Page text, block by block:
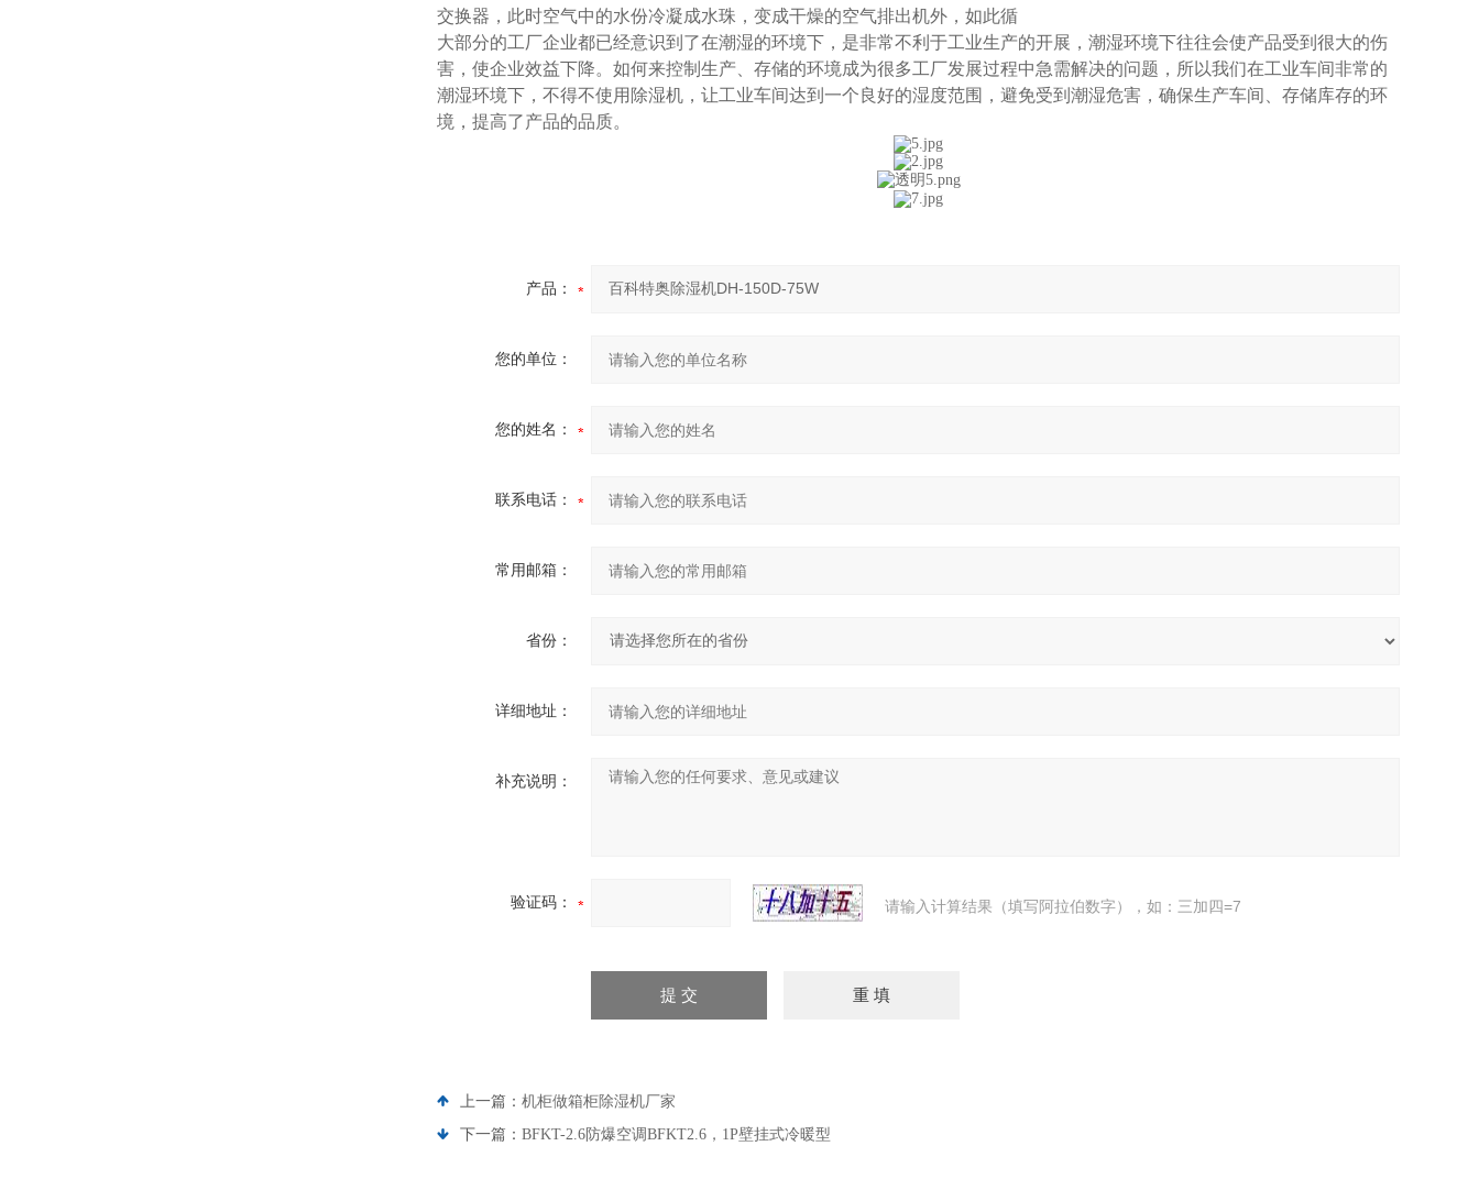
交换器，此时空气中的水份冷凝成水珠，变成干燥的空气排出机外，如此循
大部分的工厂企业都已经意识到了在潮湿的环境下，是非常不利于工业生产的开展，潮湿环境下往往会使产品受到很大的伤
害，使企业效益下降。如何来控制生产、存储的环境成为很多工厂发展过程中急需解决的问题，所以我们在工业车间非常的
潮湿环境下，不得不使用除湿机，让工业车间达到一个良好的湿度范围，避免受到潮湿危害，确保生产车间、存储库存的环
境，提高了产品的品质。
产品：
您的单位：
您的姓名：
联系电话：
常用邮箱：
省份：
详细地址：
补充说明：
验证码： 请输入计算结果（填写阿拉伯数字），如：三加四=7
上一篇： 机柜做箱柜除湿机厂家
下一篇： BFKT-2.6防爆空调BFKT2.6，1P壁挂式冷暖型